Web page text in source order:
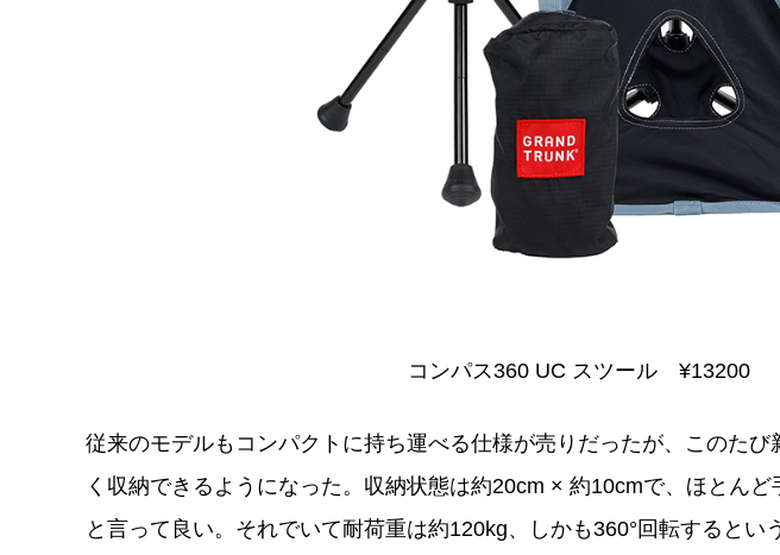
コンパス360 UC スツール ¥13200
従来のモデルもコンパクトに持ち運べる仕様が売りだったが、このたび
く収納できるようになった。収納状態は約20cm × 約10cmで、ほとん
と言って良い。それでいて耐荷重は約120kg、しかも360°回転するとい